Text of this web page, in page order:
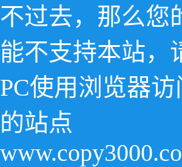
不过去，那么您
能不支持本站，
PC使用浏览器访
的站点